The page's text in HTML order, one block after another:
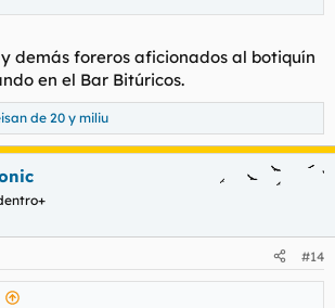
y demás foreros aficionados al botiquín
en el Bar Bitúricos.
de 20y miliu
#14